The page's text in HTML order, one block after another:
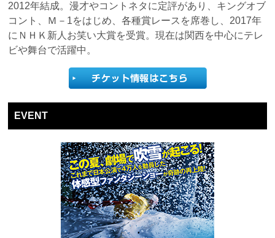
2012年結成。漫才やコントネタに定評があり、キングオブ
コント、Ｍ－1をはじめ、各種賞レースを席巻し、2017年
にＮＨＫ新人お笑い大賞を受賞。現在は関西を中心にテレ
ビや舞台で活躍中。
EVENT